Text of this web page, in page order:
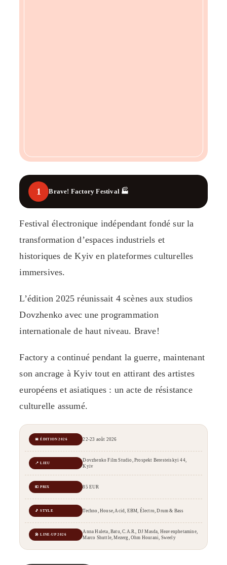
1 Brave! Factory Festival 🏭
Festival électronique indépendant fondé sur la
transformation d’espaces industriels et
historiques de Kyiv en plateformes culturelles
immersives.
L’édition 2025 réunissait 4 scènes aux studios
Dovzhenko avec une programmation
internationale de haut niveau. Brave!
Factory a continué pendant la guerre, maintenant
son ancrage à Kyiv tout en attirant des artistes
européens et asiatiques : un acte de résistance
culturelle assumé.
📅 ÉDITION 2026 22-23 août 2026
📍 LIEU
Dovzhenko Film Studio, Prospekt Beresteiskyi 44,
Kyiv
💶 PRIX 85 EUR
🎵 STYLE Techno, House, Acid, EBM, Électro, Drum & Bass
🎤 LINE-UP 2026
Anna Haleta, Batu, C.A.R., DJ Masda, Heavenphetamine,
Marco Shuttle, Mezerg, Ohm Hourani, Sweely